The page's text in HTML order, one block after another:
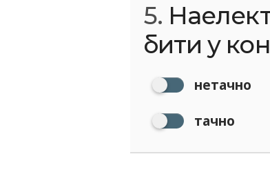
5.
бити у
нетачно
тачно